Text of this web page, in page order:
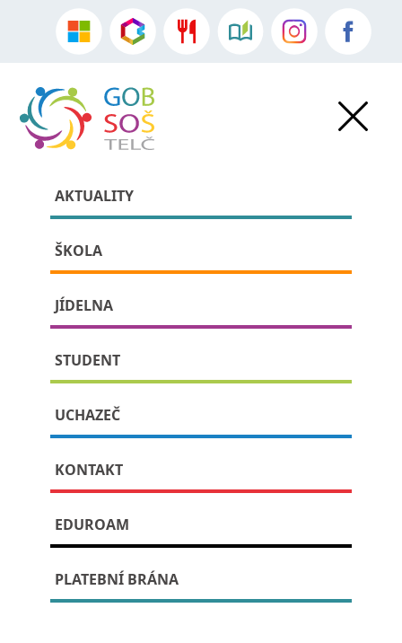
AKTUALITY
ŠKOLA
JÍDELNA
STUDENT
UCHAZEČ
KONTAKT
EDUROAM
PLATEBNÍ BRÁNA
»Akce školy
Česko-italské setkání / Projekt
zahraniční spolupráce
Publikováno: 1. prosince, 2025
Všechno začalo tím, že za námi na začátku školního
roku přišla paní učitelka, jestli si nechceme znovu
zkusit stejný projekt s Italy jako minulý rok. V tu chvíli